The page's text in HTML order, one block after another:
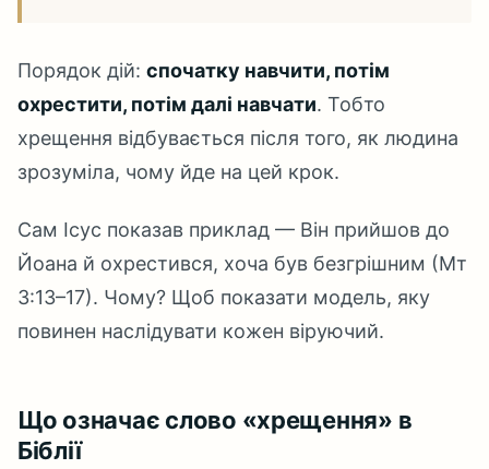
Порядок дій: спочатку навчити, потім
охрестити, потім далі навчати. Тобто
хрещення відбувається після того, як людина
зрозуміла, чому йде на цей крок.
Сам Ісус показав приклад — Він прийшов до
Йоана й охрестився, хоча був безгрішним (Мт
3:13–17). Чому? Щоб показати модель, яку
повинен наслідувати кожен віруючий.
Що означає слово «хрещення» в
Біблії